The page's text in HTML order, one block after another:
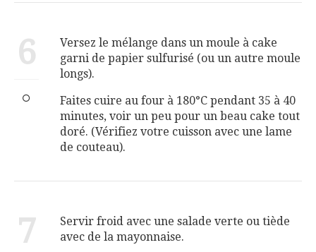
6
Versez le mélange dans un moule à cake
garni de papier sulfurisé (ou un autre moule
longs).
Faites cuire au four à 180°C pendant 35 à 40
minutes, voir un peu pour un beau cake tout
doré. (Vérifiez votre cuisson avec une lame
de couteau).
7
Servir froid avec une salade verte ou tiède
avec de la mayonnaise.